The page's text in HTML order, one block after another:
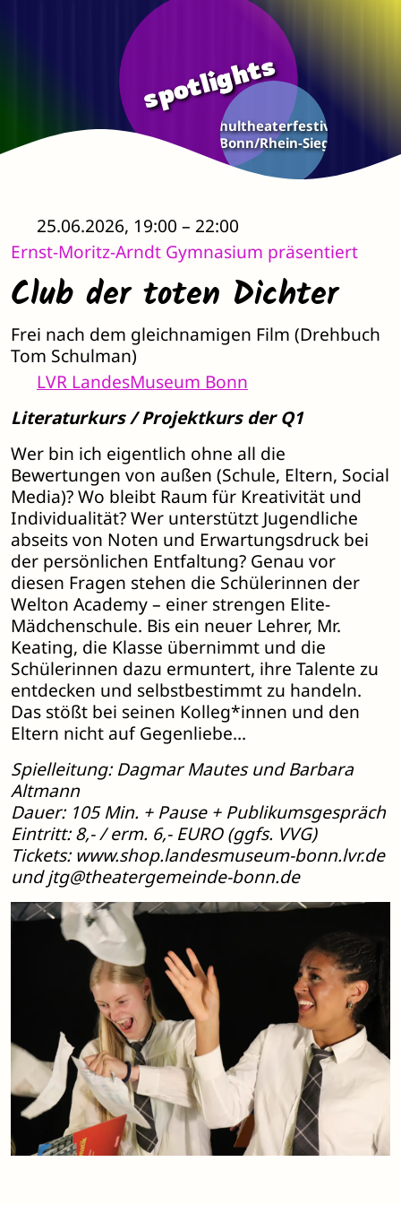
Zum Hauptinhalt springen
spotlights
Schultheaterfestival
Bonn/Rhein-Sieg
25.06.2026, 19:00 – 22:00
Ernst-Moritz-Arndt Gymnasium präsentiert
Club der toten Dichter
Frei nach dem gleichnamigen Film (Drehbuch
Tom Schulman)
LVR LandesMuseum Bonn
Literaturkurs / Projektkurs der Q1
Wer bin ich eigentlich ohne all die
Bewertungen von außen (Schule, Eltern, Social
Media)? Wo bleibt Raum für Kreativität und
Individualität? Wer unterstützt Jugendliche
abseits von Noten und Erwartungsdruck bei
der persönlichen Entfaltung? Genau vor
diesen Fragen stehen die Schülerinnen der
Welton Academy – einer strengen Elite-
Mädchenschule. Bis ein neuer Lehrer, Mr.
Keating, die Klasse übernimmt und die
Schülerinnen dazu ermuntert, ihre Talente zu
entdecken und selbstbestimmt zu handeln.
Das stößt bei seinen Kolleg*innen und den
Eltern nicht auf Gegenliebe…
Spielleitung: Dagmar Mautes und Barbara
Altmann
Dauer: 105 Min. + Pause + Publikumsgespräch
Eintritt: 8,- / erm. 6,- EURO (ggfs. VVG)
Tickets: www.shop.landesmuseum-bonn.lvr.de
undjtg@theatergemeinde-bonn.de